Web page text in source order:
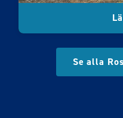
Se alla